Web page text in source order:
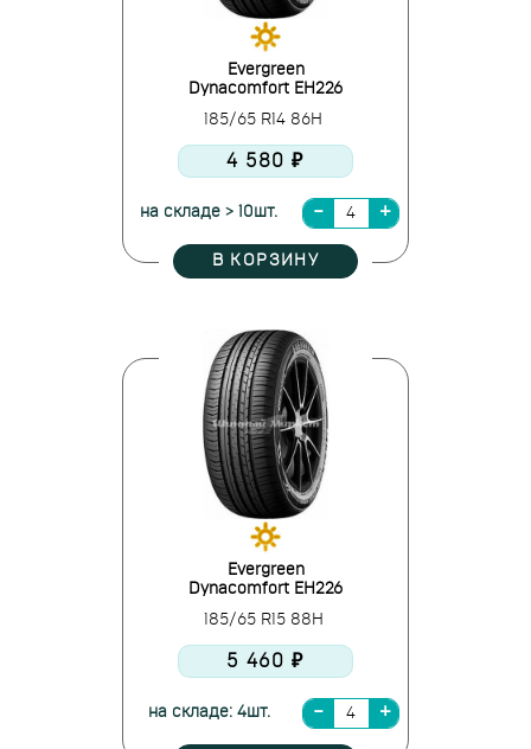
Evergreen
Dynacomfort EH226
185/65 R14 86H
4 580 ₽
на складе > 10шт.
В КОРЗИНУ
Evergreen
Dynacomfort EH226
185/65 R15 88H
5 460 ₽
на складе: 4шт.